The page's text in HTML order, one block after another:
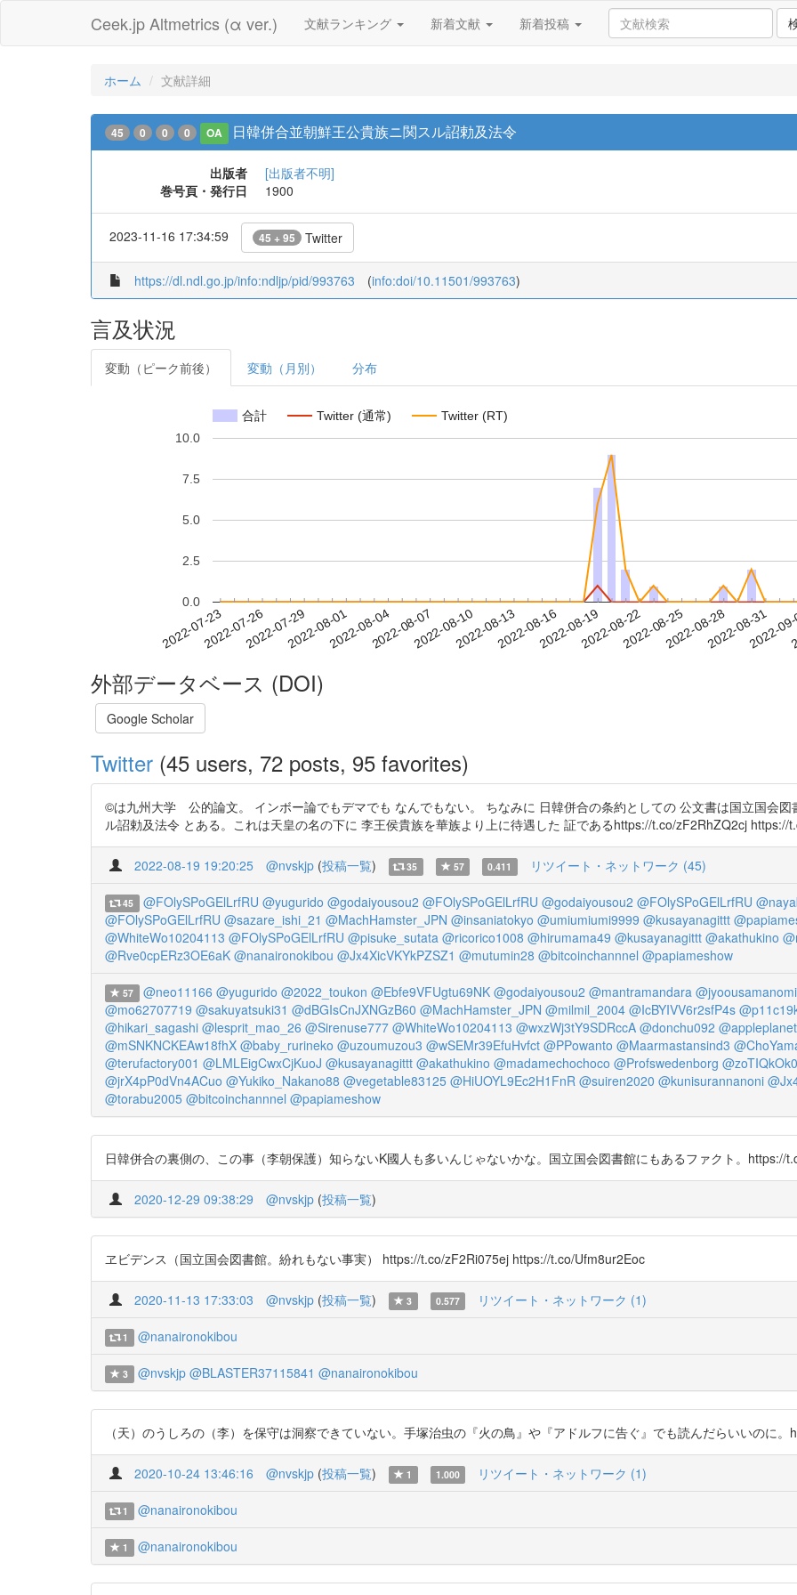
Ceek.jp Altmetrics (α ver.) 文献ランキング 新着文献 新着投稿
ホーム 文献詳細
45 0 0 0 OA 日韓併合並朝鮮王公貴族ニ関スル詔勅及法令
出版者
[出版者不明]
巻号頁・発行日
1900
2023-11-16 17:34:59 45 + 95 Twitter
https://dl.ndl.go.jp/info:ndljp/pid/993763 (info:doi/10.11501/993763)
言及状況
変動（ピーク前後） 変動（月別） 分布
合計 Twitter (通常) Twitter (RT)
2022-07-232022-07-262022-07-292022-08-012022-08-042022-08-072022-08-102022-08-132022-08-162022-08-192022-08-222022-08-252022-08-282022-08-31
2022-
0.0
2.5
5.0
7.5
10.0
外部データベース (DOI)
Google Scholar
Twitter (45 users, 72 posts, 95 favorites)
©︎は九州大学 公的論文。 インボー論でもデマでも なんでもない。 ちなみに 日韓併合の条約としての 公文書は国立国会図
ル詔勅及法令 とある。これは天皇の名の下に 李王侯貴族を華族より上に待遇した 証であるhttps://t.co/zF2RhZQ2cj https://
2022-08-19 19:20:25 @nvskjp (投稿一覧) 35 57 0.411 リツイート・ネットワーク (45)
45 @FOlySPoGElLrfRU @yugurido @godaiyousou2 @FOlySPoGElLrfRU @godaiyousou2 @FOlySPoGElLrfRU
@FOlySPoGElLrfRU @sazare_ishi_21 @MachHamster_JPN @insaniatokyo @umiumiumi9999 @kusayanagittt
@WhiteWo10204113 @FOlySPoGElLrfRU @pisuke_sutata @ricorico1008 @hirumama49 @kusayanagittt @akathukino
@Rve0cpERz3OE6aK @nanaironokibou @Jx4XicVKYkPZSZ1 @mutumin28 @bitcoinchannnel @papiameshow
57 @neo11166 @yugurido @2022_toukon @Ebfe9VFUgtu69NK @godaiyousou2 @mantramandara
@mo62707719 @sakuyatsuki31 @dBGIsCnJXNGzB60 @MachHamster_JPN @milmil_2004 @IcBYIVV6r2sfP4s
@hikari_sagashi @lesprit_mao_26 @Sirenuse777 @WhiteWo10204113 @wxzWj3tY9SDRccA @donchu092
@mSNKNCKEAw18fhX @baby_rurineko @uzoumuzou3 @wSEMr39EfuHvfct @PPowanto @Maarmastansind3
@terufactory001 @LMLEigCwxCjKuoJ @kusayanagittt @akathukino @madamechochoco @Profswedenborg
@jrX4pP0dVn4ACuo @Yukiko_Nakano88 @vegetable83125 @HiUOYL9Ec2H1FnR @suiren2020 @kunisurannanoni
@torabu2005 @bitcoinchannnel @papiameshow
日韓併合の裏側の、この事（李朝保護）知らないK國人も多いんじゃないかな。国立国会図書館にもあるファクト。
2020-12-29 09:38:29 @nvskjp (投稿一覧)
ヱビデンス（国立国会図書館。紛れもない事実） https://t.co/zF2Ri075ej https://t.co/Ufm8ur2Eoc
2020-11-13 17:33:03 @nvskjp (投稿一覧) 3 0.577 リツイート・ネットワーク (1)
1 @nanaironokibou
3 @nvskjp @BLASTER37115841 @nanaironokibou
（天）のうしろの（李）を保守は洞察できていない。手塚治虫の『火の鳥』や『アドルフに告ぐ』でも読んだらいいのに
2020-10-24 13:46:16 @nvskjp (投稿一覧) 1 1.000 リツイート・ネットワーク (1)
1 @nanaironokibou
1 @nanaironokibou